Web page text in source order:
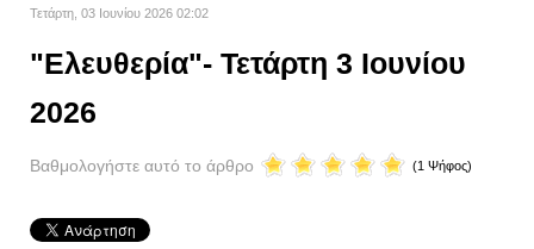
Τετάρτη, 03 Ιουνίου 2026 02:02
"Ελευθερία"- Τετάρτη 3 Ιουνίου
2026
Βαθμολογήστε αυτό το άρθρο (1 Ψήφος)